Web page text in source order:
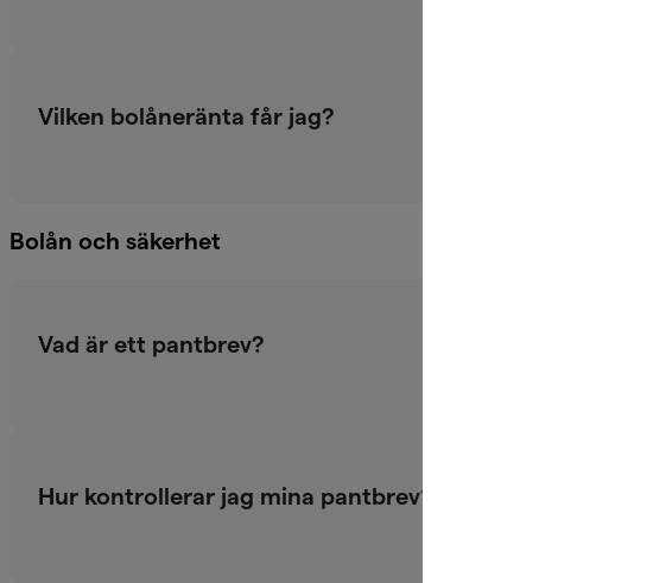
Vilken bolåneränta får jag?
Bolån och säkerhet
Vad är ett pantbrev?
Hur kontrollerar jag mina pantbrev?